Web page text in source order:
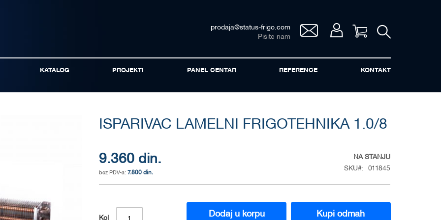
Vaša korpa
prodaja@status-frigo.com
Pišite nam
KATALOG PROJEKTI PANEL CENTAR REFERENCE KONTAKT
ISPARIVAC LAMELNI FRIGOTEHNIKA 1.0/8
9.360 din.
7.800 din.
NA STANJU
SKU
011845
Kol Dodaj u korpu Kupi odmah